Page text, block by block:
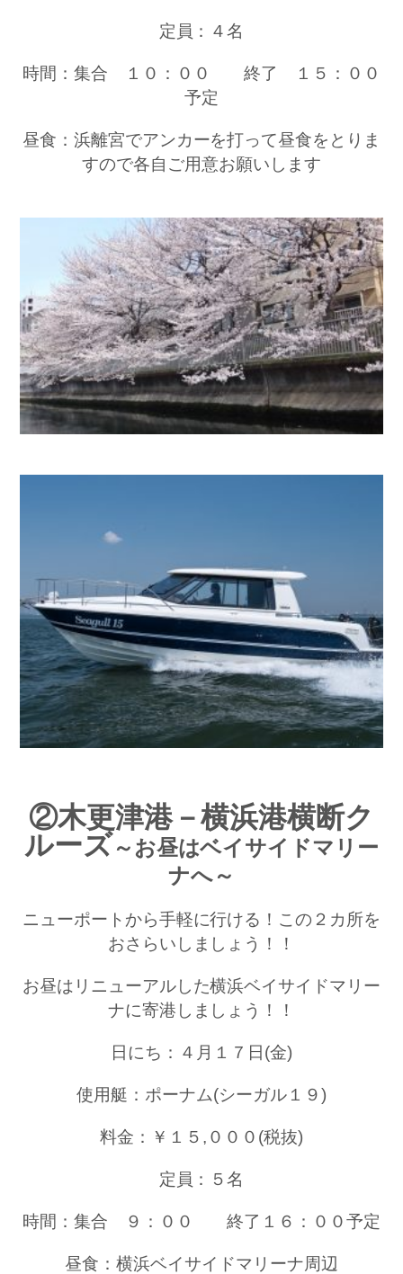
定員：４名
時間：集合 １０：００ 終了 １５：００
予定
昼食：浜離宮でアンカーを打って昼食をとりま
すので各自ご用意お願いします
②木更津港－横浜港横断ク
ルーズ ～お昼はベイサイドマリー
ナへ～
ニューポートから手軽に行ける！この２カ所を
おさらいしましょう！！
お昼はリニューアルした横浜ベイサイドマリー
ナに寄港しましょう！！
日にち：４月１７日(金)
使用艇：ポーナム(シーガル１９)
料金：￥１５,０００(税抜)
定員：５名
時間：集合 ９：００ 終了１６：００予定
昼食：横浜ベイサイドマリーナ周辺